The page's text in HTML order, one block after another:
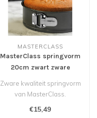
MASTERCLASS
MasterClass springvorm
20cm zwart zware
kwaliteit
Zware kwaliteit springvorm
van MasterClass.
€15,49